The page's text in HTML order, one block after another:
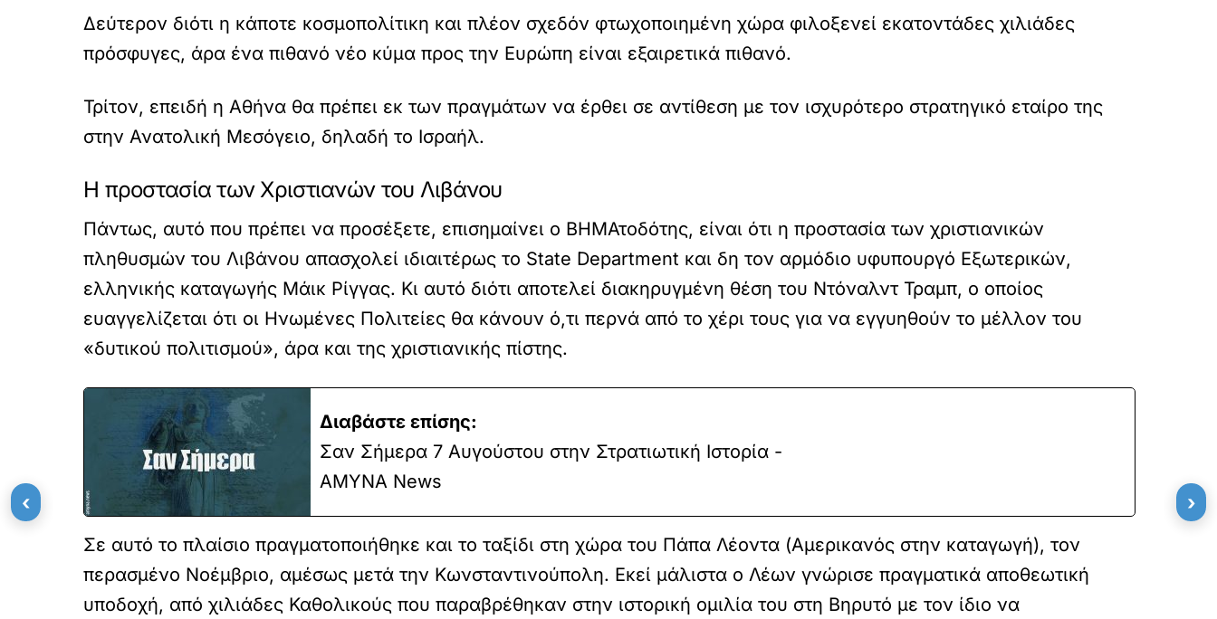
Δεύτερον διότι η κάποτε κοσμοπολίτικη και πλέον σχεδόν φτωχοποιημένη χώρα φιλοξενεί εκατοντάδες χιλιάδες
πρόσφυγες, άρα ένα πιθανό νέο κύμα προς την Ευρώπη είναι εξαιρετικά πιθανό.
Τρίτον, επειδή η Αθήνα θα πρέπει εκ των πραγμάτων να έρθει σε αντίθεση με τον ισχυρότερο στρατηγικό εταίρο της
στην Ανατολική Μεσόγειο, δηλαδή το Ισραήλ.
Η προστασία των Χριστιανών του Λιβάνου
Πάντως, αυτό που πρέπει να προσέξετε, επισημαίνει ο ΒΗΜΑτοδότης, είναι ότι η προστασία των χριστιανικών
πληθυσμών του Λιβάνου απασχολεί ιδιαιτέρως το State Department και δη τον αρμόδιο υφυπουργό Εξωτερικών,
ελληνικής καταγωγής Μάικ Ρίγγας. Κι αυτό διότι αποτελεί διακηρυγμένη θέση του Ντόναλντ Τραμπ, ο οποίος
ευαγγελίζεται ότι οι Ηνωμένες Πολιτείες θα κάνουν ό,τι περνά από το χέρι τους για να εγγυηθούν το μέλλον του
«δυτικού πολιτισμού», άρα και της χριστιανικής πίστης.
Διαβάστε επίσης:
Σαν Σήμερα 7 Αυγούστου στην Στρατιωτική Ιστορία -
ΑΜΥΝΑ News
Σε αυτό το πλαίσιο πραγματοποιήθηκε και το ταξίδι στη χώρα του Πάπα Λέοντα (Αμερικανός στην καταγωγή), τον
περασμένο Νοέμβριο, αμέσως μετά την Κωνσταντινούπολη. Εκεί μάλιστα ο Λέων γνώρισε πραγματικά αποθεωτική
υποδοχή, από χιλιάδες Καθολικούς που παραβρέθηκαν στην ιστορική ομιλία του στη Βηρυτό με τον ίδιο να
‹ ›